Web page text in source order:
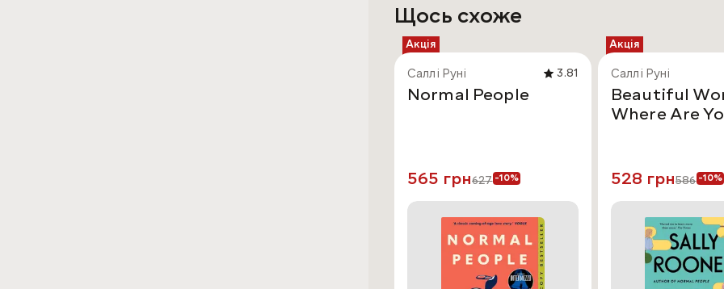
Щось схоже
Акція
Саллі Руні 3.81
Normal People
565 грн627 -10%
Акція
Саллі Руні
Beautiful
Where Are
528 грн586 -10%